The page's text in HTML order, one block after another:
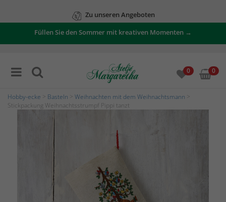
Zu unseren Angeboten
Füllen Sie den Sommer mit kreativen Momenten →
0 0
Hobby-ecke Basteln Weihnachten mit dem Weihnachtsmann
Stickpackung Weihnachtsstrumpf Pippi tanzt